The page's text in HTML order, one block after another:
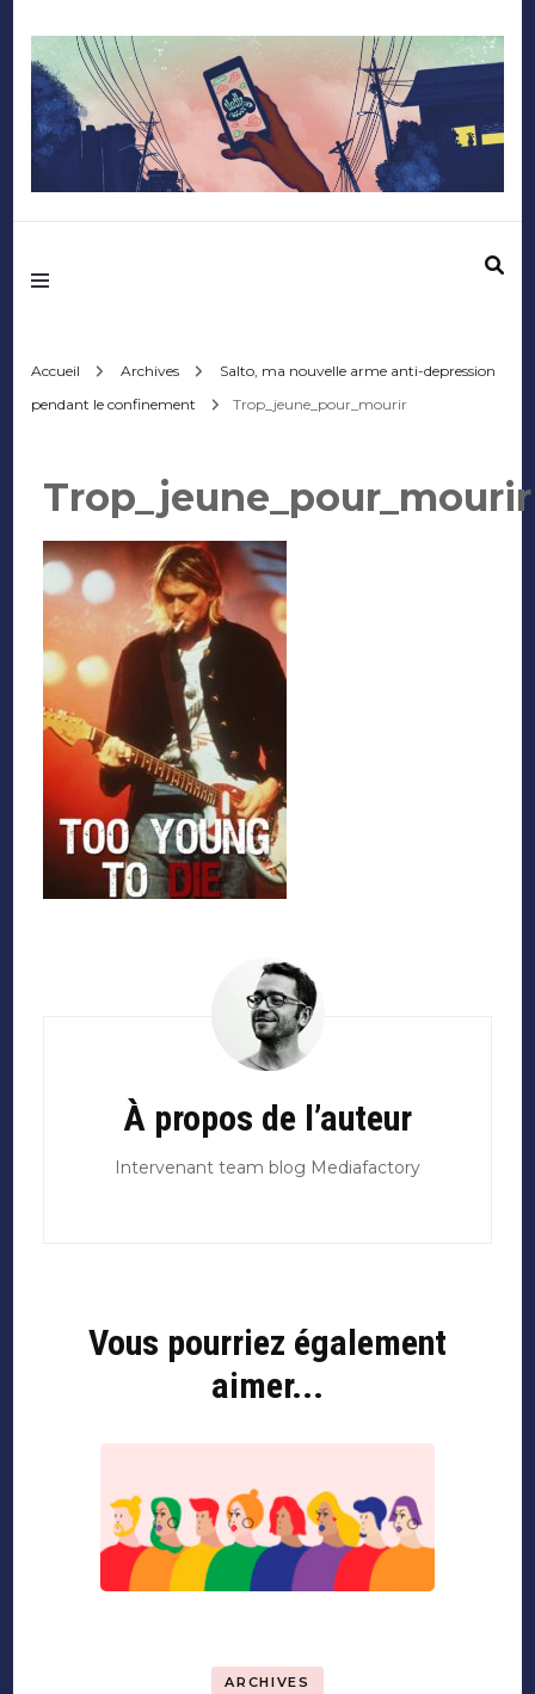
Mediafactory – Le
d'Audencia
SciencesCom
Accueil Archives
Salto, ma nouvelle arme anti-depression
pendant le confinement
Trop_jeune_pour_mourir
Trop_jeune_pour_mourir
À propos de l’auteur
Intervenant team blog Mediafactory
Vous pourriez également
aimer...
ARCHIVES